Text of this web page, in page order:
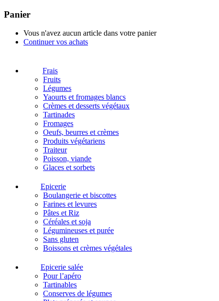
Panier
Vous n'avez aucun article dans votre panier
Continuer vos achats
Frais
Fruits
Légumes
Yaourts et fromages blancs
Crèmes et desserts végétaux
Tartinades
Fromages
Oeufs, beurres et crèmes
Produits végétariens
Traiteur
Poisson, viande
Glaces et sorbets
Epicerie
Boulangerie et biscottes
Farines et levures
Pâtes et Riz
Céréales et soja
Légumineuses et purée
Sans gluten
Boissons et crèmes végétales
Epicerie salée
Pour l’apéro
Tartinables
Conserves de légumes